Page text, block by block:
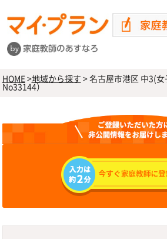
HOME>地域から探す >名古屋市港区 中3(女
No33144）